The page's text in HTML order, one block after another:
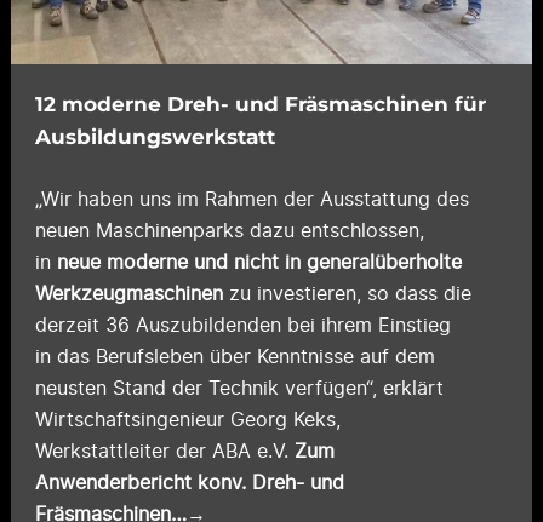
12 moderne Dreh- und Fräsmaschinen für
Ausbildungswerkstatt
„Wir haben uns im Rahmen der Ausstattung des
neuen Maschinenparks dazu entschlossen,
in neue moderne und nicht in generalüberholte
Werkzeugmaschinenzu investieren, so dass die
derzeit 36 Auszubildenden bei ihrem Einstieg
in das Berufsleben über Kenntnisse auf dem
neusten Stand der Technik verfügen“, erklärt
Wirtschaftsingenieur Georg Keks,
Werkstattleiter der ABA e.V. Zum
Anwenderbericht konv. Dreh- und
Fräsmaschinen…→